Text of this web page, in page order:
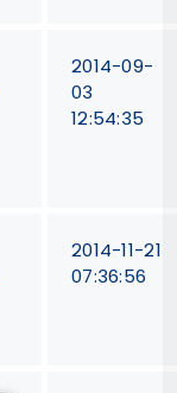
2014-09-
03
12:54:35
2014-11-21
07:36:56